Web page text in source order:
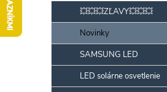
o
č
n
Preskočiť
kategórie💥💥💥ZĽAVY💥💥💥
Novinky
SAMSUNG LED
LED solárne osvetlenie